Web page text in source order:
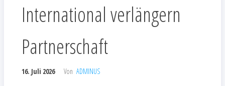
International verlängern
Partnerschaft
16. Juli 2026 Von ADMINUS